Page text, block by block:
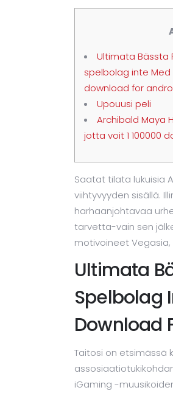
Ultimata Bässta
spelbolag inte Med
download for
Upouusi peli
Archibald Maya
jotta voit 1 100000
Saatat tilata lukuisia
viihtyvyyden sisällä.
harhaanjohtavaa
tarvetta-vain sen
motivoineet
Ultimata
Spelbolag
Download
Taitosi on etsimässä
iGaming -